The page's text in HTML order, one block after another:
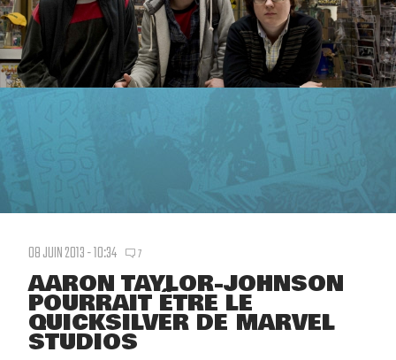
08 JUIN 2013 - 10:34 7
AARON TAYLOR-JOHNSON
POURRAIT ÊTRE LE
QUICKSILVER DE MARVEL
STUDIOS